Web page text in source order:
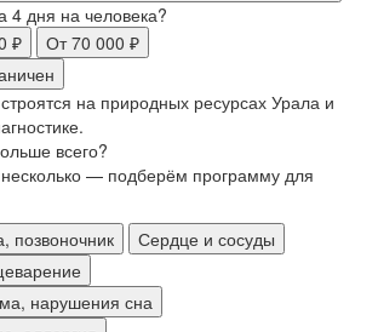
4 дня на человека?
₽
От 70 000 ₽
на природных ресурсах Урала и
всего?
— подберём программу для
позвоночник
Сердце и сосуды
нарушения сна